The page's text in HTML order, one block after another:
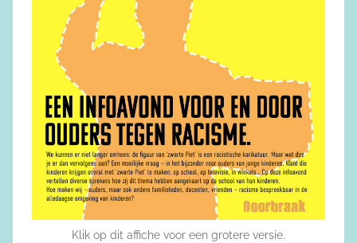
Klik op dit affiche voor een grotere versie.